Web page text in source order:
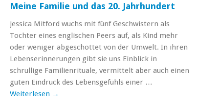
Meine Familie und das 20. Jahrhundert
Jessica Mitford wuchs mit fünf Geschwistern als
Tochter eines englischen Peers auf, als Kind mehr
oder weniger abgeschottet von der Umwelt. In ihren
Lebenserinnerungen gibt sie uns Einblick in
schrullige Familienrituale, vermittelt aber auch einen
guten Eindruck des Lebensgefühls einer …
Weiterlesen →